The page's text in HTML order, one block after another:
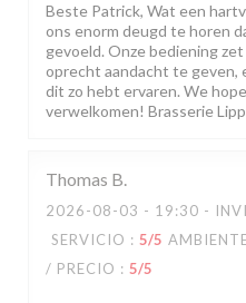
Beste Patrick, Wat een
ons enorm deugd te horen
gevoeld. Onze bediening
oprecht aandacht te geven,
dit zo hebt ervaren. We
verwelkomen! Brasserie Lipp
Thomas B
2026-08-03 - 19:30 -
SERVICIO : 5/5
/ PRECIO : 5/5